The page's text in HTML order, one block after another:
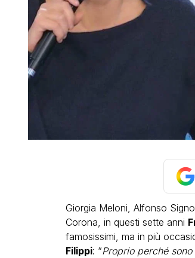
Giorgia Meloni, Alfonso
Corona, in questi sette anni
famosissimi, ma in più
Filippi: “Proprio perché